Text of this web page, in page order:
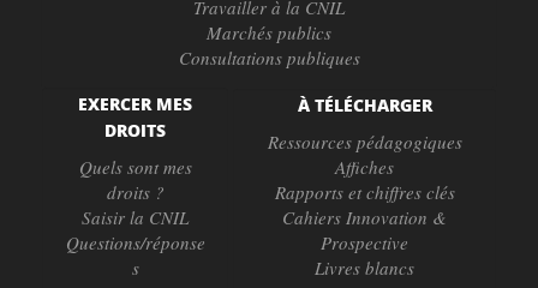
Travailler à la CNIL
Marchés publics
Consultations publiques
EXERCER MES
DROITS
Quels sont mes
droits ?
Saisir la CNIL
Questions/réponse
s
À TÉLÉCHARGER
Ressources pédagogiques
Affiches
Rapports et chiffres clés
Cahiers Innovation &
Prospective
Livres blancs